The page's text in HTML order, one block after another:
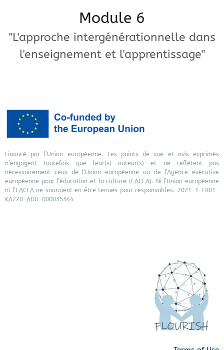
Module 6
"L'approche intergénérationnelle dans
l'enseignement et l'apprentissage"
Financé par l’Union européenne. Les points de vue et avis exprimés
n’engagent toutefois que leur(s) auteur(s) et ne reflètent pas
nécessairement ceux de l’Union européenne ou de l’Agence exécutive
européenne pour l’éducation et la culture (EACEA). Ni l’Union européenne
ni l’EACEA ne sauraient en être tenues pour responsables. 2021-1-FR01-
KA220-ADU-000035344